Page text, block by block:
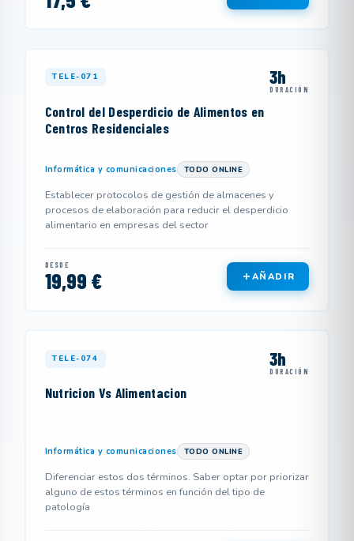
TELE-071 3h
DURACIÓN
Control del Desperdicio de Alimentos en
Centros Residenciales
Informática y comunicaciones TODO ONLINE
Establecer protocolos de gestión de almacenes y
procesos de elaboración para reducir el desperdicio
alimentario en empresas del sector
DESDE
19,99 € AÑADIR
TELE-074 3h
DURACIÓN
Nutricion Vs Alimentacion
Informática y comunicaciones TODO ONLINE
Diferenciar estos dos términos. Saber optar por priorizar
alguno de estos términos en función del tipo de
patología